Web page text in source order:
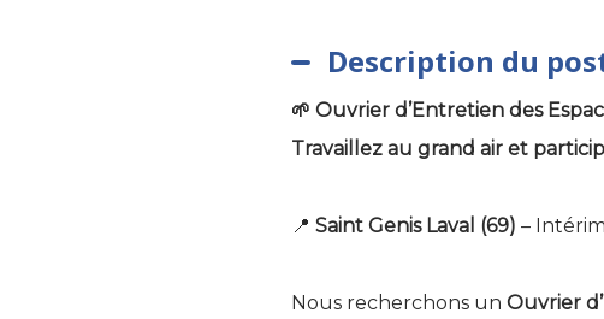
Description du
🌱 Ouvrier d’Entretien des
Travaillez au grand air et
📍 Saint Genis Laval (69) –
Nous recherchons un Ouvrier